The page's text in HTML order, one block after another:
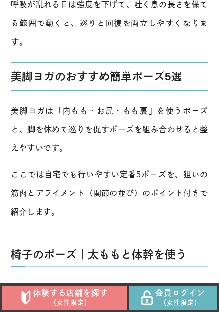
呼吸が乱れる日は強度を下げて、吐く息の長さを保て
る範囲で動くと、巡りと回復を両立しやすくなりま
す。
美脚ヨガのおすすめ簡単ポーズ5選
美脚ヨガは「内もも・お尻・もも裏」を使うポーズ
と、脚を休めて巡りを促すポーズを組み合わせると整
えやすいです。
ここでは自宅でも行いやすい定番5ポーズを、狙いの
筋肉とアライメント（関節の並び）のポイント付きで
紹介します。
椅子のポーズ｜太ももと体幹を使う
椅子のポーズ（ウットカターサナ）は、太ももと体幹
を同時に使い、脚を支える土台を作りやすいポーズで
体験する店舗を探す
（女性限定）
会員ログイン
（女性限定）